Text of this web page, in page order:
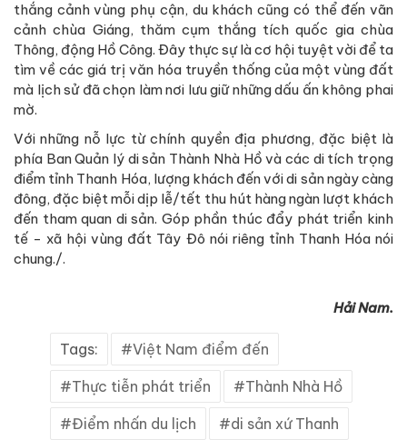
thắng cảnh vùng phụ cận, du khách cũng có thể đến vãn
cảnh chùa Giáng, thăm cụm thắng tích quốc gia chùa
Thông, động Hồ Công. Đây thực sự là cơ hội tuyệt vời để ta
tìm về các giá trị văn hóa truyền thống của một vùng đất
mà lịch sử đã chọn làm nơi lưu giữ những dấu ấn không phai
mờ.
Với những nỗ lực từ chính quyền địa phương, đặc biệt là
phía Ban Quản lý di sản Thành Nhà Hồ và các di tích trọng
điểm tỉnh Thanh Hóa, lượng khách đến với di sản ngày càng
đông, đặc biệt mỗi dịp lễ/tết thu hút hàng ngàn lượt khách
đến tham quan di sản. Góp phần thúc đẩy phát triển kinh
tế - xã hội vùng đất Tây Đô nói riêng tỉnh Thanh Hóa nói
chung./.
Hải Nam.
Tags: Việt Nam điểm đến
Thực tiễn phát triển Thành Nhà Hồ
Điểm nhấn du lịch di sản xứ Thanh